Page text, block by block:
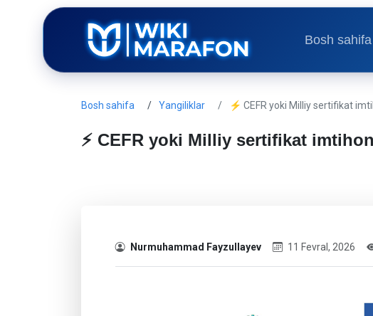
Bosh sahifa
Bosh sahifa Yangiliklar ⚡ CEFR yoki Milliy sertifikat
⚡ CEFR yoki Milliy sertifikat
Nurmuhammad Fayzullayev 11 Fevral, 2026